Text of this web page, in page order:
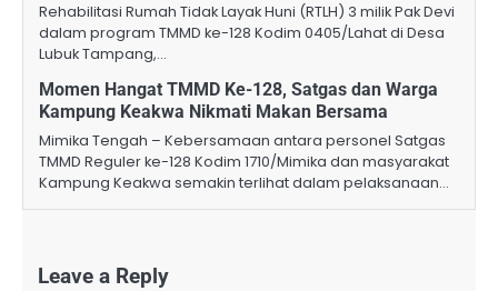
Rehabilitasi Rumah Tidak Layak Huni (RTLH) 3 milik Pak Devi
dalam program TMMD ke-128 Kodim 0405/Lahat di Desa
Lubuk Tampang,…
Momen Hangat TMMD Ke-128, Satgas dan Warga
Kampung Keakwa Nikmati Makan Bersama
Mimika Tengah – Kebersamaan antara personel Satgas
TMMD Reguler ke-128 Kodim 1710/Mimika dan masyarakat
Kampung Keakwa semakin terlihat dalam pelaksanaan…
Leave a Reply